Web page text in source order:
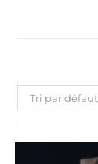
Tri par défaut